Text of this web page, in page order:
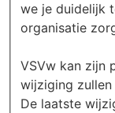
we je duidelijk
organisatie
VSVw kan zijn
wijziging
De laatste